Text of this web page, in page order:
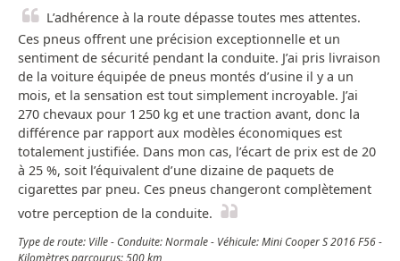
L’adhérence à la route dépasse toutes mes attentes.
Ces pneus offrent une précision exceptionnelle et un
sentiment de sécurité pendant la conduite. J’ai pris livraison
de la voiture équipée de pneus montés d’usine il y a un
mois, et la sensation est tout simplement incroyable. J’ai
270 chevaux pour 1 250 kg et une traction avant, donc la
différence par rapport aux modèles économiques est
totalement justifiée. Dans mon cas, l’écart de prix est de 20
à 25 %, soit l’équivalent d’une dizaine de paquets de
cigarettes par pneu. Ces pneus changeront complètement
votre perception de la conduite.
Type de route: Ville - Conduite: Normale - Véhicule: Mini Cooper S 2016 F56 -